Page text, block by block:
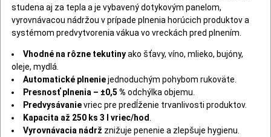
studena aj za tepla a je vybavený dotykovým panelom,
vyrovnávacou nádržou v prípade plnenia horúcich produktov a
systémom predvytvorenia vákua vo vreckách pred plnením.
Vhodné na rôzne tekutinyako šťavy, víno, mlieko, bujóny,
oleje, mydlá.
Automatické plneniejednoduchým pohybom rukoväte.
Presnosť plnenia – ±0,5 % odchýlka objemu.
Predvysávanievriec pre predĺženie trvanlivosti produktov.
Kapacita až 250 ks 3 l vriec/hod
Vyrovnávacia nádrž znižuje penenie a zlepšuje hygienu.